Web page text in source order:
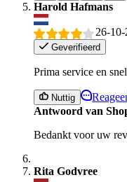
Harold Hafmans
26-
Geverifieerd
Prima service en
Nuttig
Antwoord van
Bedankt voor uw
Rita Godvree